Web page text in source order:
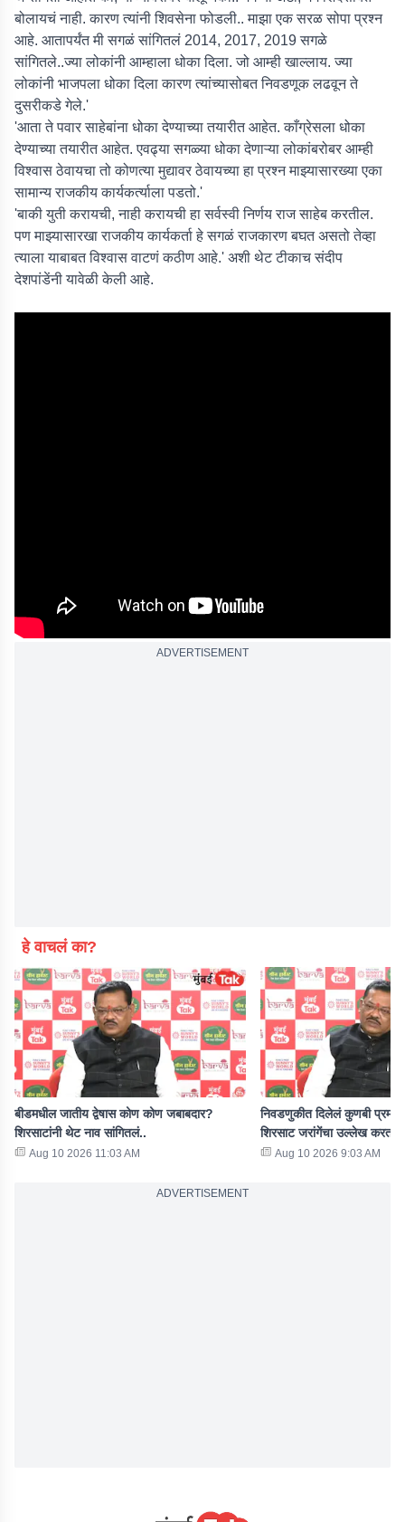
बोलायचं नाही. कारण त्यांनी शिवसेना फोडली.. माझा एक सरळ सोपा प्रश्न
आहे. आतापर्यंत मी सगळं सांगितलं 2014, 2017, 2019 सगळे
सांगितले..ज्या लोकांनी आम्हाला धोका दिला. जो आम्ही खाल्लाय. ज्या
लोकांनी भाजपला धोका दिला कारण त्यांच्यासोबत निवडणूक लढवून ते
दुसरीकडे गेले.'
'आता ते पवार साहेबांना धोका देण्याच्या तयारीत आहेत. काँग्रेसला धोका
देण्याच्या तयारीत आहेत. एवढ्या सगळ्या धोका देणाऱ्या लोकांबरोबर आम्ही
विश्वास ठेवायचा तो कोणत्या मुद्यावर ठेवायच्या हा प्रश्न माझ्यासारख्या एका
सामान्य राजकीय कार्यकर्त्याला पडतो.'
'बाकी युती करायची, नाही करायची हा सर्वस्वी निर्णय राज साहेब करतील.
पण माझ्यासारखा राजकीय कार्यकर्ता हे सगळं राजकारण बघत असतो तेव्हा
त्याला याबाबत विश्वास वाटणं कठीण आहे.' अशी थेट टीकाच संदीप
देशपांडेंनी यावेळी केली आहे.
ADVERTISEMENT
हे वाचलं का?
बीडमधील जातीय द्वेषास कोण कोण जबाबदार?
शिरसाटांनी थेट नाव सांगितलं..
Aug 10 2026 11:03 AM
निवडणुकीत दिलेलं कुणबी
शिरसाट जरांगेंचा उल्लेख करत
Aug 10 2026 9:03 AM
ADVERTISEMENT